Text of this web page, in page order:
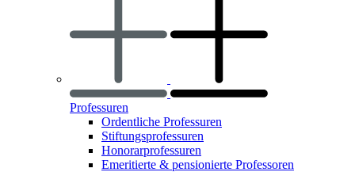
Professuren
Ordentliche Professuren
Stiftungsprofessuren
Honorarprofessuren
Emeritierte & pensionierte Professoren